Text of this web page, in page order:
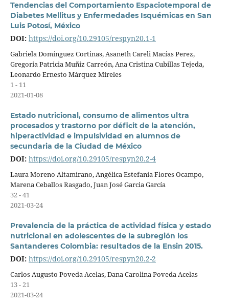
Tendencias del Comportamiento Espaciotemporal de
Diabetes Mellitus y Enfermedades Isquémicas en San
Luis Potosí, México
DOI: https://doi.org/10.29105/respyn20.1-1
Gabriela Domínguez Cortinas, Asaneth Careli Macías Perez,
Gregoria Patricia Muñiz Carreón, Ana Cristina Cubillas Tejeda,
Leonardo Ernesto Márquez Mireles
1 - 11
2021-01-08
Estado nutricional, consumo de alimentos ultra
procesados y trastorno por déficit de la atención,
hiperactividad e impulsividad en alumnos de
secundaria de la Ciudad de México
DOI: https://doi.org/10.29105/respyn20.2-4
Laura Moreno Altamirano, Angélica Estefanía Flores Ocampo,
Marena Ceballos Rasgado, Juan José Garcia García
32 - 41
2021-03-24
Prevalencia de la práctica de actividad física y estado
nutricional en adolescentes de la subregión los
Santanderes Colombia: resultados de la Ensin 2015.
DOI: https://doi.org/10.29105/respyn20.2-2
Carlos Augusto Poveda Acelas, Dana Carolina Poveda Acelas
13 - 21
2021-03-24